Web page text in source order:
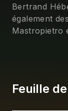
Bertrand
également
Mastropietro
Feuille